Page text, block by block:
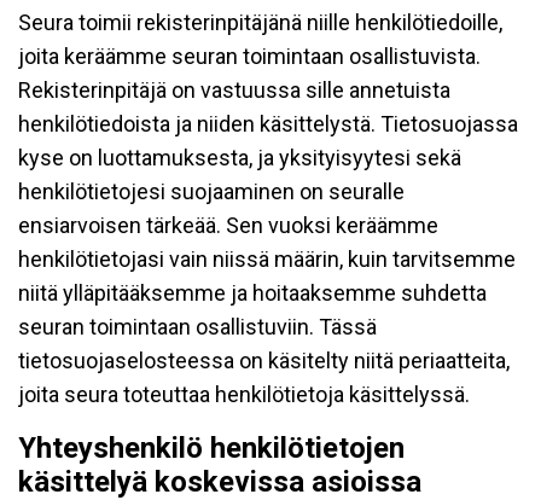
Seura toimii rekisterinpitäjänä niille henkilötiedoille,
joita keräämme seuran toimintaan osallistuvista.
Rekisterinpitäjä on vastuussa sille annetuista
henkilötiedoista ja niiden käsittelystä. Tietosuojassa
kyse on luottamuksesta, ja yksityisyytesi sekä
henkilötietojesi suojaaminen on seuralle
ensiarvoisen tärkeää. Sen vuoksi keräämme
henkilötietojasi vain niissä määrin, kuin tarvitsemme
niitä ylläpitääksemme ja hoitaaksemme suhdetta
seuran toimintaan osallistuviin. Tässä
tietosuojaselosteessa on käsitelty niitä periaatteita,
joita seura toteuttaa henkilötietoja käsittelyssä.
Yhteyshenkilö henkilötietojen
käsittelyä koskevissa asioissa